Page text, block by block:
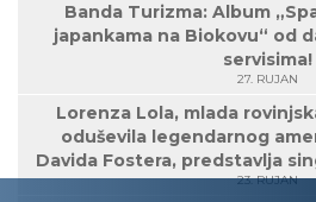
Banda Turizma: Album
japankama na Biokovu“ od
servisima!
27. RUJAN
Lorenza Lola, mlada
oduševila legendarnog
Davida Fostera, predstavlja
23. RUJAN